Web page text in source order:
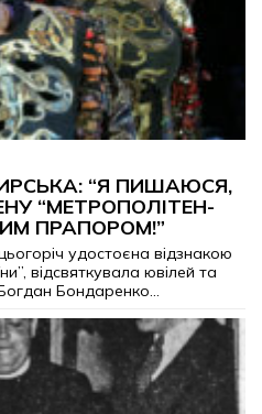
“Я ПИШАЮСЯ,
“МЕТРОПОЛІТЕН-
ПРАПОРОМ!”
удостоєна відзнакою
відсвяткувала ювілей та
Бондаренко...